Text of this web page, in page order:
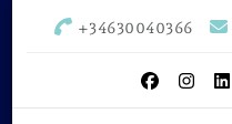
+34630040366